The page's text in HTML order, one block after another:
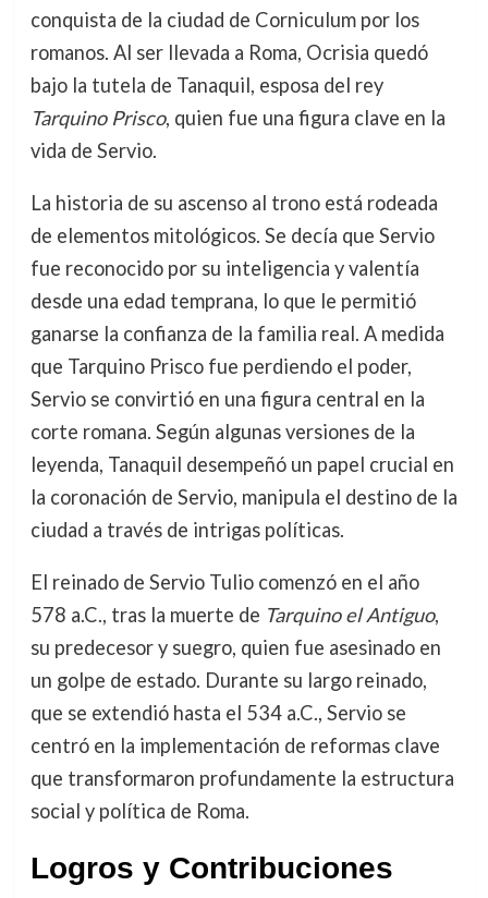
conquista de la ciudad de Corniculum por los
romanos. Al ser llevada a Roma, Ocrisia quedó
bajo la tutela de Tanaquil, esposa del rey
Tarquino Prisco, quien fue una figura clave en la
vida de Servio.
La historia de su ascenso al trono está rodeada
de elementos mitológicos. Se decía que Servio
fue reconocido por su inteligencia y valentía
desde una edad temprana, lo que le permitió
ganarse la confianza de la familia real. A medida
que Tarquino Prisco fue perdiendo el poder,
Servio se convirtió en una figura central en la
corte romana. Según algunas versiones de la
leyenda, Tanaquil desempeñó un papel crucial en
la coronación de Servio, manipula el destino de la
ciudad a través de intrigas políticas.
El reinado de Servio Tulio comenzó en el año
578 a.C., tras la muerte de Tarquino el Antiguo,
su predecesor y suegro, quien fue asesinado en
un golpe de estado. Durante su largo reinado,
que se extendió hasta el 534 a.C., Servio se
centró en la implementación de reformas clave
que transformaron profundamente la estructura
social y política de Roma.
Logros y Contribuciones